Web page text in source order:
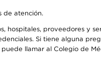
de atención.
proveedores y
Si tiene alguna
puede llamar al Colegio de